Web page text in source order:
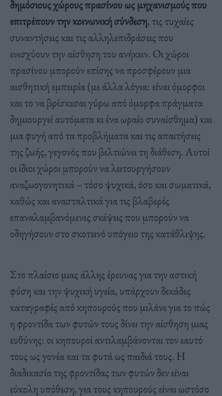
δημόσιους χώρους πρασίνου ως μηχανισμούς που
επιτρέπουν την κοινωνική σύνδεση, τις τυχαίες
συναντήσεις και τις αλληλεπιδράσεις που
ενισχύουν την αίσθηση του ανήκειν. Οι χώροι
πρασίνου μπορούν επίσης να προσφέρουν μια
αισθητική εμπειρία (με άλλα λόγια: είναι όμορφοι
και το να βρίσκεσαι γύρω από όμορφα πράγματα
δημιουργεί αυτόματα κι ένα ωραίο συναίσθημα) και
μια φυγή από τα προβλήματα και τις απαιτήσεις
της ζωής, γεγονός που βελτιώνει τη διάθεση. Αυτοί
οι ίδιοι χώροι μπορούν να λειτουργήσουν
αναζωογονητικά – τόσο ψυχικά, όσο και σωματικά,
καθώς και ανασταλτικά για τις βλαβερές
επαναλαμβανόμενες σκέψεις που μπορούν να
οδηγήσουν στο σκοτεινό υπόγειο της κατάθλιψης.
Στο πλαίσιο μιας άλλης έρευνας για την αστική
φύση και την ψυχική υγεία, υπάρχουν δεκάδες
καταγραφές από κηπουρούς που μιλάνε για το πώς
η φροντίδα των φυτών τους δίνει την αίσθηση μιας
ευθύνης: οι κηπουροί αντιλαμβάνονται τον εαυτό
τους ως γονέα και τα φυτά ως παιδιά τους. Η
διαδικασία της φροντίδας των φυτών δεν είναι
εύκολη υπόθεση, για τους κηπουρούς είναι ωστόσο